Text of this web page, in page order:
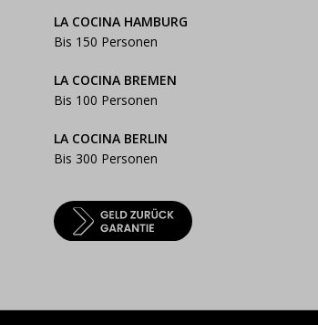
LA COCINA HAMBURG
Bis 150 Personen
LA COCINA BREMEN
Bis 100 Personen
LA COCINA BERLIN
Bis 300 Personen